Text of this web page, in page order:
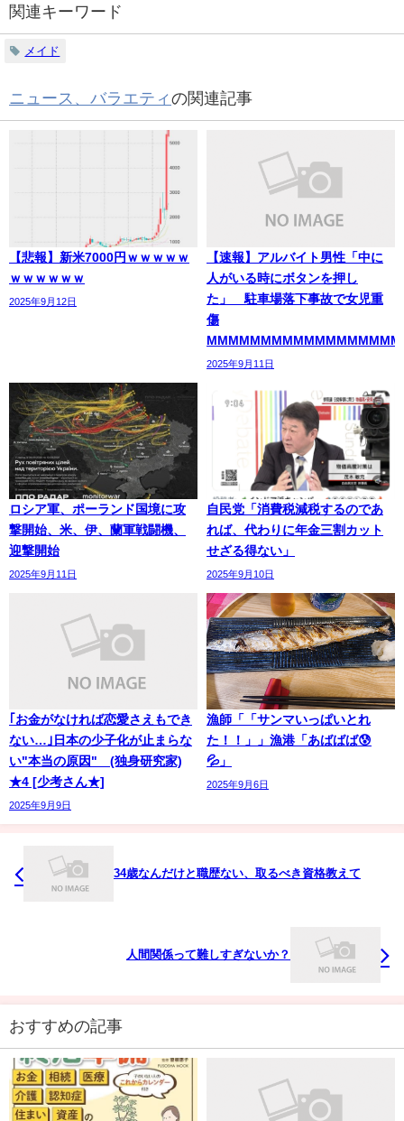
関連キーワード
メイド
ニュース、バラエティ の関連記事
【悲報】新米7000円ｗｗｗｗｗ
ｗｗｗｗｗｗ
2025年9月12日
【速報】アルバイト男性「中に
人がいる時にボタンを押し
た」 駐車場落下事故で女児重
傷
2025年9月11日
ロシア軍、ポーランド国境に攻
撃開始、米、伊、蘭軍戦闘機、
迎撃開始
2025年9月11日
自民党「消費税減税するのであ
れば、代わりに年金三割カット
せざる得ない」
2025年9月10日
｢お金がなければ恋愛さえもでき
ない…｣日本の少子化が止まらな
い"本当の原因" (独身研究家)
★4 [少考さん★]
2025年9月9日
漁師「「サンマいっぱいとれ
た！！」」漁港「あばばば😰
💦」
2025年9月6日
34歳なんだけと職歴ない、取るべき資格教えて
人間関係って難しすぎないか？
おすすめの記事